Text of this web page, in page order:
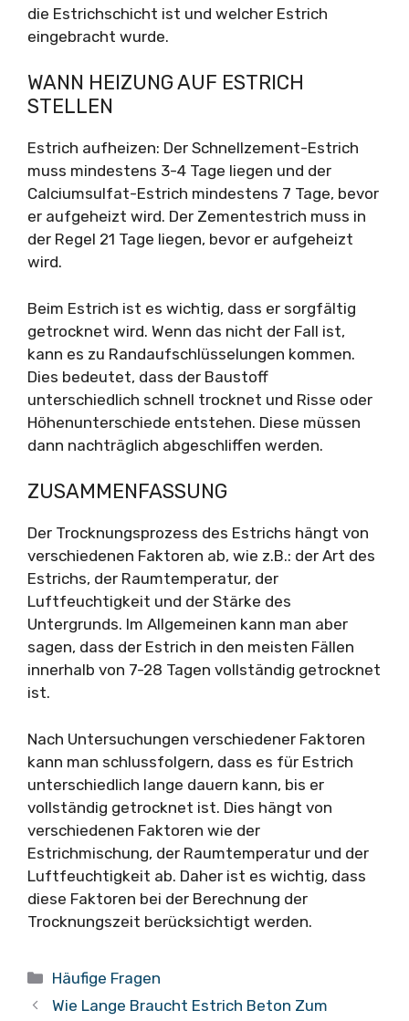
die Estrichschicht ist und welcher Estrich
eingebracht wurde.
WANN HEIZUNG AUF ESTRICH
STELLEN
Estrich aufheizen: Der Schnellzement-Estrich
muss mindestens 3-4 Tage liegen und der
Calciumsulfat-Estrich mindestens 7 Tage, bevor
er aufgeheizt wird. Der Zementestrich muss in
der Regel 21 Tage liegen, bevor er aufgeheizt
wird.
Beim Estrich ist es wichtig, dass er sorgfältig
getrocknet wird. Wenn das nicht der Fall ist,
kann es zu Randaufschlüsselungen kommen.
Dies bedeutet, dass der Baustoff
unterschiedlich schnell trocknet und Risse oder
Höhenunterschiede entstehen. Diese müssen
dann nachträglich abgeschliffen werden.
ZUSAMMENFASSUNG
Der Trocknungsprozess des Estrichs hängt von
verschiedenen Faktoren ab, wie z.B.: der Art des
Estrichs, der Raumtemperatur, der
Luftfeuchtigkeit und der Stärke des
Untergrunds. Im Allgemeinen kann man aber
sagen, dass der Estrich in den meisten Fällen
innerhalb von 7-28 Tagen vollständig getrocknet
ist.
Nach Untersuchungen verschiedener Faktoren
kann man schlussfolgern, dass es für Estrich
unterschiedlich lange dauern kann, bis er
vollständig getrocknet ist. Dies hängt von
verschiedenen Faktoren wie der
Estrichmischung, der Raumtemperatur und der
Luftfeuchtigkeit ab. Daher ist es wichtig, dass
diese Faktoren bei der Berechnung der
Trocknungszeit berücksichtigt werden.
Kategorien
Häufige Fragen
Wie Lange Braucht Estrich Beton Zum